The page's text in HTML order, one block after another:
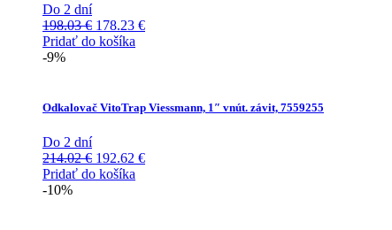
Do 2 dní
198.03€ Pôvodná
cena
178.23 €Aktuálna
Pridať do košíka
-9%
Odkalovač VitoTrap Viessmann, 1″ vnút. závit, 7559255
Do 2 dní
214.02€ Pôvodná
cena
192.62 €Aktuálna
Pridať do košíka
-10%